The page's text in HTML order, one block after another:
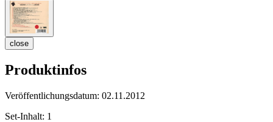
close
Produktinfos
Veröffentlichungsdatum: 02.11.2012
Set-Inhalt: 1